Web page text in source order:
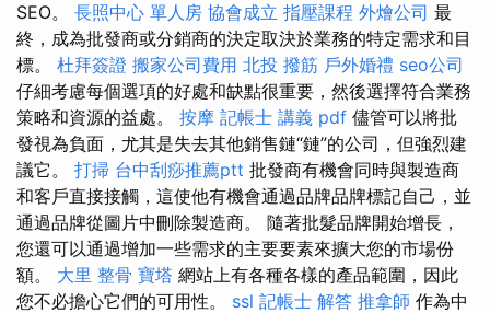
SEO。 長照中心 單人房 協會成立 指壓課程 外燴公司 最
終，成為批發商或分銷商的決定取決於業務的特定需求和目
標。 杜拜簽證 搬家公司費用 北投 撥筋 戶外婚禮 seo公司
仔細考慮每個選項的好處和缺點很重要，然後選擇符合業務
策略和資源的益處。 按摩 記帳士 講義 pdf 儘管可以將批
發視為負面，尤其是失去其他銷售鏈“鏈”的公司，但強烈建
議它。 打掃 台中刮痧推薦ptt 批發商有機會同時與製造商
和客戶直接接觸，這使他有機會通過品牌品牌標記自己，並
通過品牌從圖片中刪除製造商。 隨著批髮品牌開始增長，
您還可以通過增加一些需求的主要要素來擴大您的市場份
額。 大里 整骨 寶塔 網站上有各種各樣的產品範圍，因此
您不必擔心它們的可用性。 ssl 記帳士 解答 推拿師 作為中